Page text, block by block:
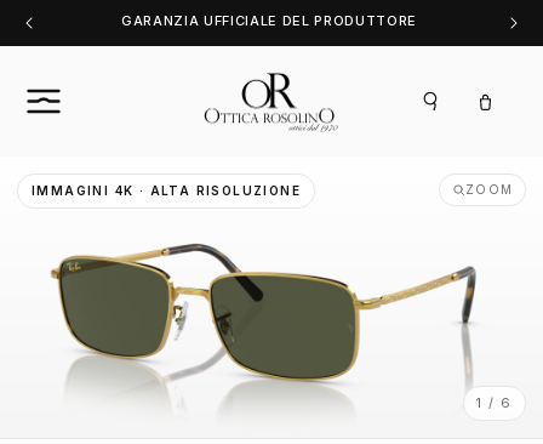
direttamente
ai contenuti
GARANZIA UFFICIALE DEL PRODUTTORE
Carrello
IMMAGINI 4K · ALTA RISOLUZIONE ZOOM
1 / 6